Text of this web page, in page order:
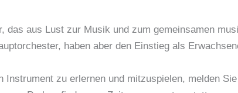
aus Lust zur Musik und zum gemeinsamen
haben aber den Einstieg als
zu erlernen und mitzuspielen, melden